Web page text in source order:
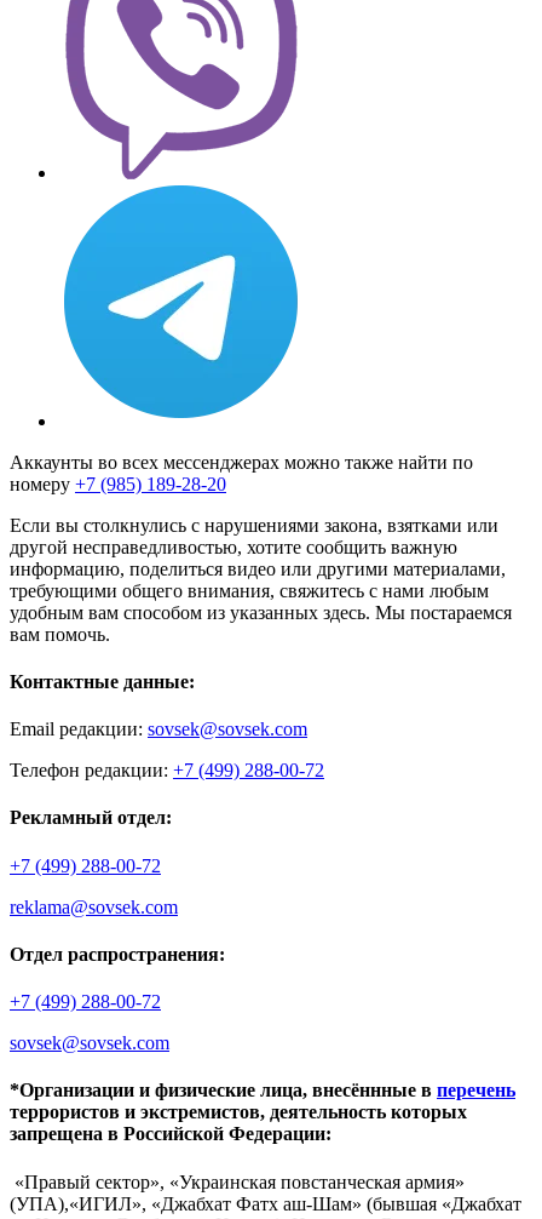
Аккаунты во всех мессенджерах можно также найти по
номеру +7 (985) 189-28-20
Если вы столкнулись с нарушениями закона, взятками или
другой несправедливостью, хотите сообщить важную
информацию, поделиться видео или другими материалами,
требующими общего внимания, свяжитесь с нами любым
удобным вам способом из указанных здесь. Мы постараемся
вам помочь.
Контактные данные:
Email редакции: sovsek@sovsek.com
Телефон редакции: +7 (499) 288-00-72
Рекламный отдел:
+7 (499) 288-00-72
reklama@sovsek.com
Отдел распространения:
+7 (499) 288-00-72
sovsek@sovsek.com
*Организации и физические лица, внесённные в перечень
террористов и экстремистов, деятельность которых
запрещена в Российской Федерации:
«Правый сектор», «Украинская повстанческая армия»
(УПА),«ИГИЛ», «Джабхат Фатх аш-Шам» (бывшая «Джабхат